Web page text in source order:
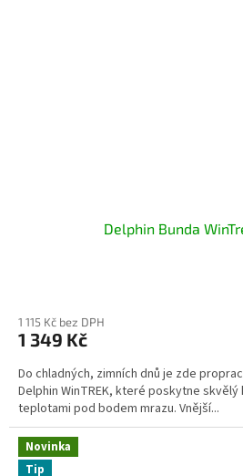
Delphin Bunda
1 115 Kč bez DPH
1 349 Kč
Do chladných, zimních dnů je zde
Delphin WinTREK, které poskytne
teplotami pod bodem mrazu. Vnější...
Novinka
Tip